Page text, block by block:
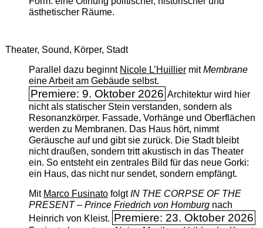
ästhetischer Räume.
Theater, Sound, Körper, Stadt
Parallel dazu beginnt Nicole L’Huilliermit ­Membrane
eine Arbeit am Gebäude selbst.
Premiere: 9. Oktober 2026 Architektur wird hier
nicht als statischer Stein verstanden, sondern als
Resonanzkörper. Fassade, Vorhänge und Oberflächen
werden zu Membranen. Das Haus hört, nimmt
Geräusche auf und gibt sie zurück. Die Stadt bleibt
nicht draußen, sondern tritt akustisch in das Theater
ein. So entsteht ein zentrales Bild für das neue Gorki:
ein Haus, das nicht nur sendet, sondern empfängt.
Mit Marco FusinatofolgtIN THE CORPSE OF THE
PRESENT – Prince Friedrich von Homburgnach
Heinrich von Kleist. Premiere: 23. Oktober 2026